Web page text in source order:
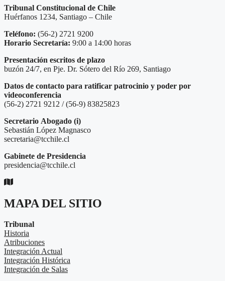
Tribunal Constitucional de Chile
Huérfanos 1234, Santiago – Chile
Teléfono: (56-2) 2721 9200
Horario Secretaría: 9:00 a 14:00 horas
Presentación escritos de plazo
buzón 24/7, en Pje. Dr. Sótero del Río 269, Santiago
Datos de contacto para ratificar patrocinio y poder por
videoconferencia
(56-2) 2721 9212 / (56-9) 83825823
Secretario Abogado (i)
Sebastián López Magnasco
secretaria@tcchile.cl
Gabinete de Presidencia
presidencia@tcchile.cl
MAPA DEL SITIO
Tribunal
Historia
Atribuciones
Integración Actual
Integración Histórica
Integración de Salas